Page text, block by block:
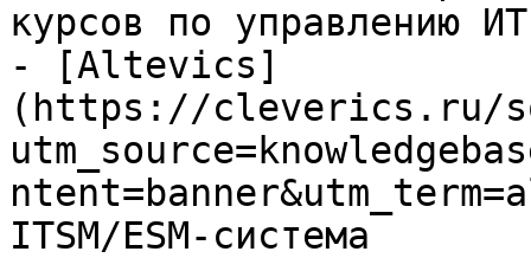
курсов по управлению ИТ
- [Altevics]
(https://cleverics.ru/
ITSM/ESM-система